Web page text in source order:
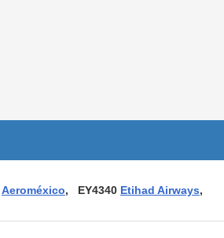
Aeroméxico, EY4340 Etihad Airways,